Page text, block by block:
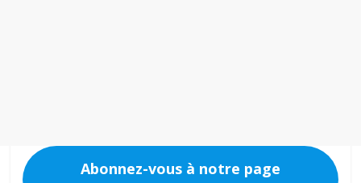
Abonnez-vous à notre page